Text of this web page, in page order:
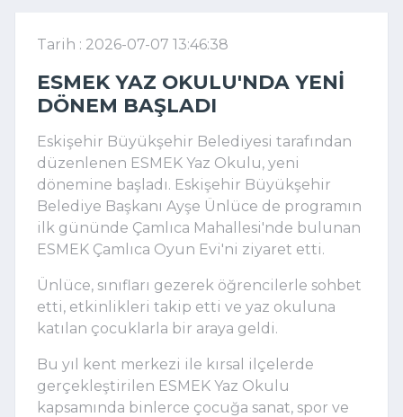
Tarih : 2026-07-07 13:46:38
ESMEK YAZ OKULU'NDA YENI
DÖNEM BAŞLADI
Eskişehir Büyükşehir Belediyesi tarafından
düzenlenen ESMEK Yaz Okulu, yeni
dönemine başladı. Eskişehir Büyükşehir
Belediye Başkanı Ayşe Ünlüce de programın
ilk gününde Çamlıca Mahallesi'nde bulunan
ESMEK Çamlıca Oyun Evi'ni ziyaret etti.
Ünlüce, sınıfları gezerek öğrencilerle sohbet
etti, etkinlikleri takip etti ve yaz okuluna
katılan çocuklarla bir araya geldi.
Bu yıl kent merkezi ile kırsal ilçelerde
gerçekleştirilen ESMEK Yaz Okulu
kapsamında binlerce çocuğa sanat, spor ve